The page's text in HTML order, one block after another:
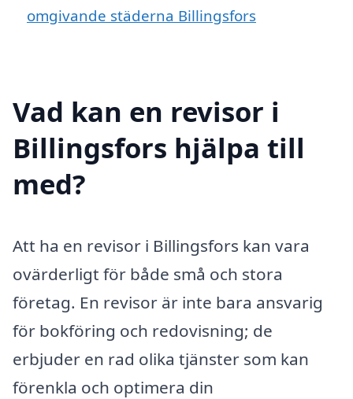
omgivande städerna Billingsfors
Vad kan en revisor i
Billingsfors hjälpa till
med?
Att ha en revisor i Billingsfors kan vara
ovärderligt för både små och stora
företag. En revisor är inte bara ansvarig
för bokföring och redovisning; de
erbjuder en rad olika tjänster som kan
förenkla och optimera din